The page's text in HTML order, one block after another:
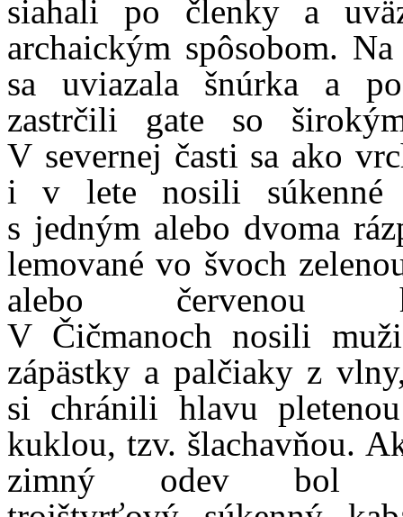
siahali po členky a
archaickým spôsobom.
sa uviazala šnúrka a
zastrčili gate so
V severnej časti sa ako
i v lete nosili súkenné
s jedným alebo dvoma
lemované vo švoch
alebo červenou
V Čičmanoch nosili
zápästky a palčiaky z
si chránili hlavu
kuklou, tzv. šlachavňou.
zimný odev bol